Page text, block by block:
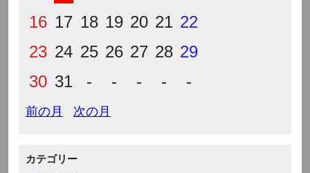
16 17 18 19 20 21 22
23 24 25 26 27 28 29
30 31 - - - - -
前の月 次の月
カテゴリー